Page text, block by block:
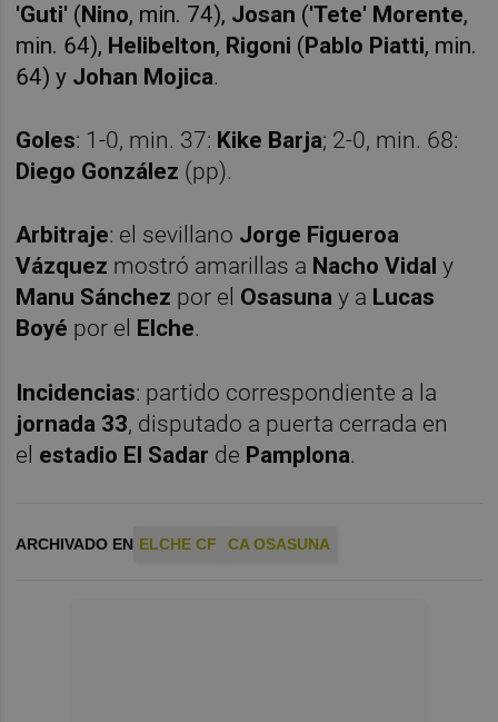
'Guti' (Nino, min. 74), Josan ('Tete' Morente,
min. 64), Helibelton, Rigoni (Pablo Piatti, min.
64) y Johan Mojica.
Goles: 1-0, min. 37: Kike Barja; 2-0, min. 68:
Diego González (pp).
Arbitraje: el sevillano Jorge Figueroa
Vázquez mostró amarillas a Nacho Vidaly
Manu Sánchez por el Osasunay a Lucas
Boyé por el Elche.
Incidencias: partido correspondiente a la
jornada 33, disputado a puerta cerrada en
el estadio El Sadar de Pamplona.
ARCHIVADO EN ELCHE CF CA OSASUNA